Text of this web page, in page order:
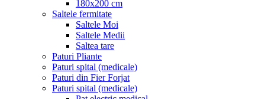
180x200 cm
Saltele fermitate
Saltele Moi
Saltele Medii
Saltea tare
Paturi Pliante
Paturi spital (medicale)
Paturi din Fier Forjat
Paturi spital (medicale)